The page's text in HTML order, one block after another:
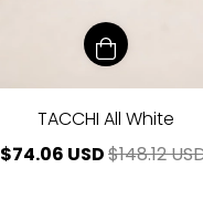
TACCHI All White
$74.06 USD$148.12